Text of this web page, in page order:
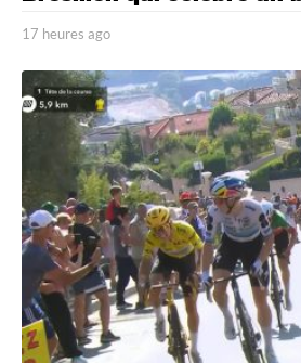
17 heures ago
h
e
u
r
e
s
a
g
o